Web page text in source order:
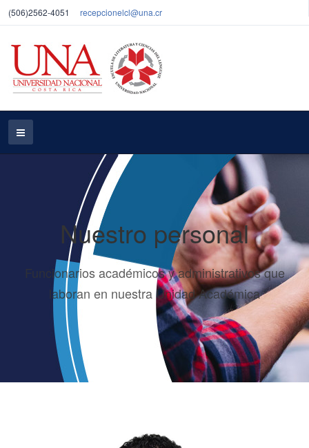
(506)2562-4051 recepcionelcl@una.cr
Nuestro personal
Funcionarios académicos y administrativos que
laboran en nuestra Unidad Académica